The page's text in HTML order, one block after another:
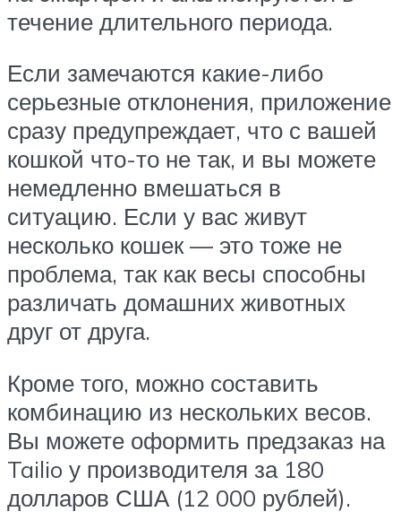
течение длительного периода.
Если замечаются какие-либо
серьезные отклонения, приложение
сразу предупреждает, что с вашей
кошкой что-то не так, и вы можете
немедленно вмешаться в
ситуацию. Если у вас живут
несколько кошек — это тоже не
проблема, так как весы способны
различать домашних животных
друг от друга.
Кроме того, можно составить
комбинацию из нескольких весов.
Вы можете оформить предзаказ на
Tailio у производителя за 180
долларов США (12 000 рублей).